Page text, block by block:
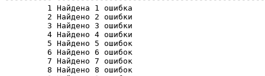
         1 Найдена 1 ошибка
         2 Найдено 2 ошибки
         3 Найдено 3 ошибки
         4 Найдено 4 ошибки
         5 Найдено 5 ошибок
         6 Найдено 6 ошибок
         7 Найдено 7 ошибок
         8 Найдено 8 ошибок